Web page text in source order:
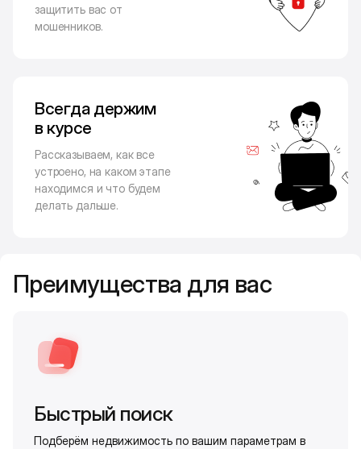
защитить вас от
мошенников.
Всегда держим
в курсе
Рассказываем, как все
устроено, на каком этапе
находимся и что будем
делать дальше.
Преимущества для вас
Быстрый поиск
Подберём недвижимость по вашим параметрам в